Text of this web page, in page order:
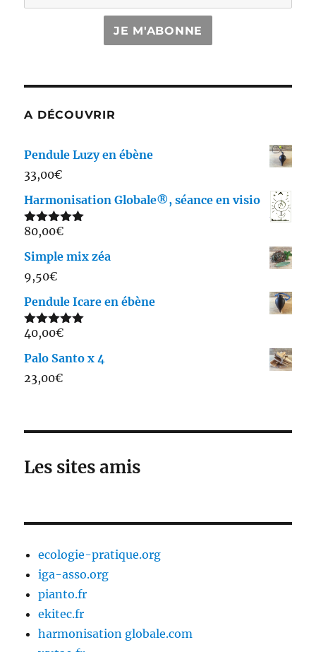
JE M'ABONNE
A DÉCOUVRIR
Pendule Luzy en ébène
33,00€
Harmonisation Globale®, séance en visio
Note5.00
80,00€
Simple mix zéa
9,50€
Pendule Icare en ébène
Note5.00
40,00€
Palo Santo x 4
23,00€
Les sites amis
ecologie-pratique.org
iga-asso.org
pianto.fr
ekitec.fr
harmonisation globale.com